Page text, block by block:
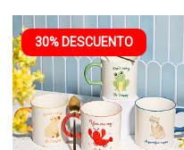
30% DESCUENTO